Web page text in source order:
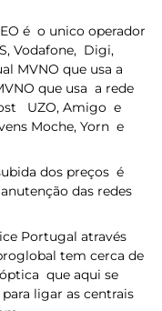
é o unico operador
Vodafone, Digi,
MVNO que usa a
que usa a rede
UZO, Amigo e
Moche, Yorn e
dos preços é
das redes
Portugal através
tem cerca de
que aqui se
ligar as centrais